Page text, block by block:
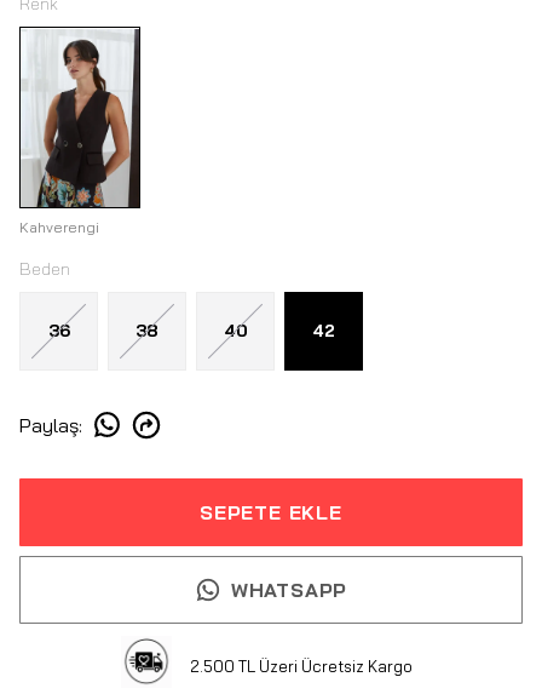
Kahverengi
Beden
36 38 40 42
Paylaş:
SEPETE EKLE
WHATSAPP
2.500 TL Üzeri Ücretsiz Kargo